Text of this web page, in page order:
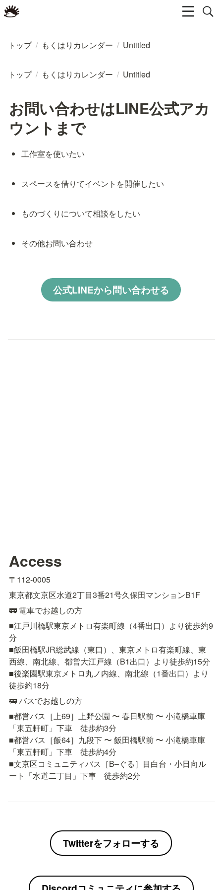
トップ / もくはりカレンダー / Untitled
トップ / もくはりカレンダー / Untitled
お問い合わせはLINE公式アカ
ウントまで
工作室を使いたい
スペースを借りてイベントを開催したい
ものづくりについて相談をしたい
その他お問い合わせ
公式LINEから問い合わせる
Access
〒112-0005
東京都文京区水道2丁目3番21号久保田マンションB1F
🚃 電車でお越しの方
■江戸川橋駅東京メトロ有楽町線（4番出口）より徒歩約9
分
■飯田橋駅JR総武線（東口）、東京メトロ有楽町線、東
西線、南北線、都営大江戸線（B1出口）より徒歩約15分
■後楽園駅東京メトロ丸ノ内線、南北線（1番出口）より
徒歩約18分
🚌 バスでお越しの方
■都営バス［上69］上野公園 〜 春日駅前 〜 小滝橋車庫
「東五軒町」下車　徒歩約3分
■都営バス［飯64］九段下 〜 飯田橋駅前 〜 小滝橋車庫
「東五軒町」下車　徒歩約4分
■文京区コミュニティバス［B–ぐる］目白台・小日向ル
ート「水道二丁目」下車　徒歩約2分
Twitterをフォローする